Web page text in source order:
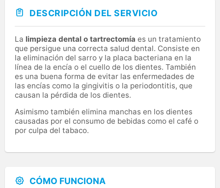
DESCRIPCIÓN DEL SERVICIO
La limpieza dental o tartrectomía es un tratamiento
que persigue una correcta salud dental. Consiste en
la eliminación del sarro y la placa bacteriana en la
línea de la encía o el cuello de los dientes. También
es una buena forma de evitar las enfermedades de
las encías como la gingivitis o la periodontitis, que
causan la pérdida de los dientes.
Asimismo también elimina manchas en los dientes
causadas por el consumo de bebidas como el café o
por culpa del tabaco.
CÓMO FUNCIONA